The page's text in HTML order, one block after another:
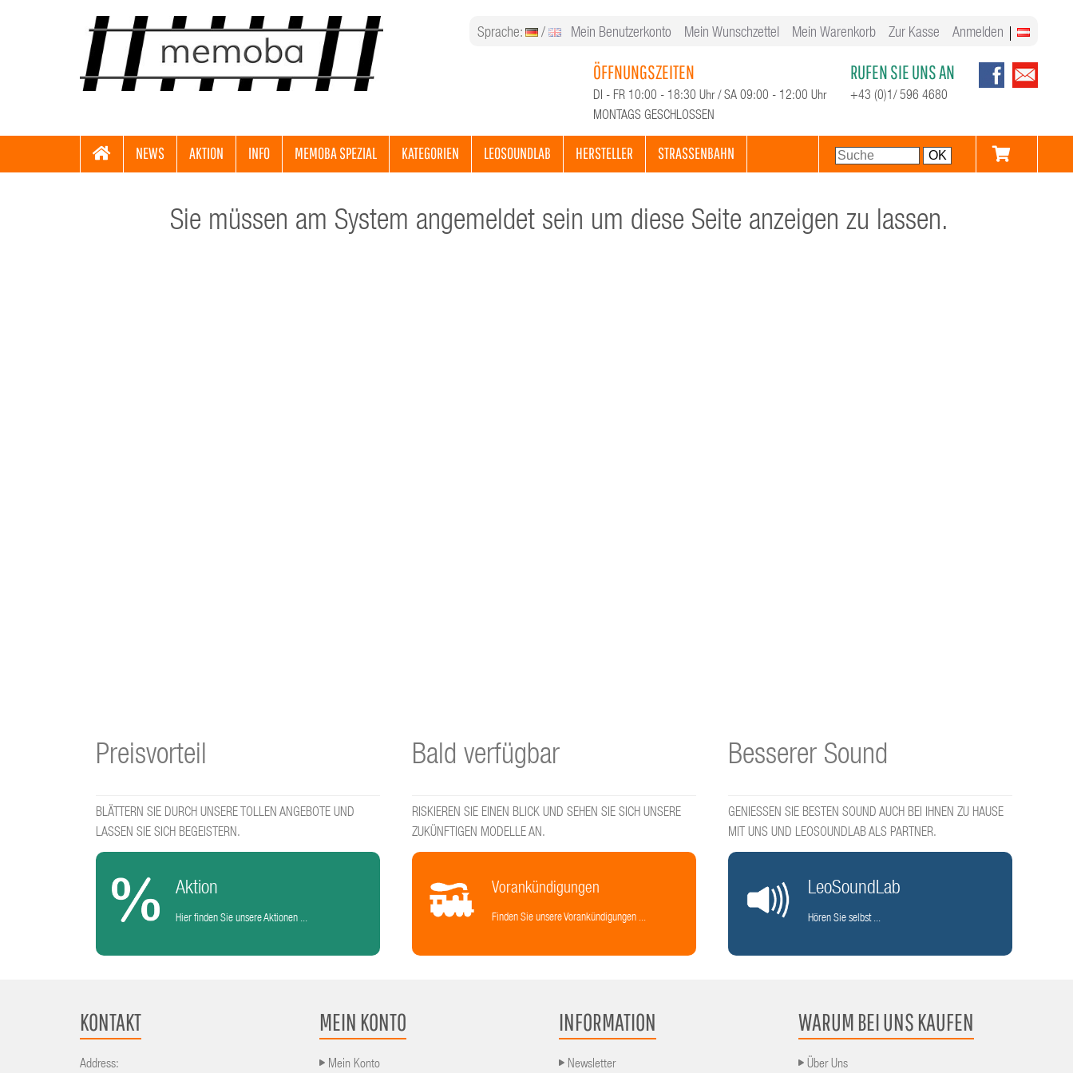
Sprache: / Mein Benutzerkonto Mein Wunschzettel Mein Warenkorb Zur Kasse Anmelden
ÖFFNUNGSZEITEN
DI - FR 10:00 - 18:30 Uhr / SA 09:00 - 12:00 Uhr
MONTAGS GESCHLOSSEN
RUFEN SIE UNS AN
+43 (0)1/ 596 4680
NEWS AKTION INFO MEMOBA SPEZIAL KATEGORIEN LEOSOUNDLAB HERSTELLER STRASSENBAHN
Sie müssen am System angemeldet sein um diese Seite anzeigen zu lassen.
Preisvorteil Bald verfügbar Besserer Sound
BLÄTTERN SIE DURCH UNSERE TOLLEN ANGEBOTE UND
LASSEN SIE SICH BEGEISTERN.
RISKIEREN SIE EINEN BLICK UND SEHEN SIE SICH UNSERE
ZUKÜNFTIGEN MODELLE AN.
GENIESSEN SIE BESTEN SOUND AUCH BEI IHNEN ZU HAUSE
MIT UNS UND LEOSOUNDLAB ALS PARTNER.
Aktion
Hier finden Sie unsere Aktionen ...
Vorankündigungen
Finden Sie unsere Vorankündigungen ...
LeoSoundLab
Hören Sie selbst ...
KONTAKT
Address:
MEIN KONTO
Mein Konto
INFORMATION
Newsletter
WARUM BEI UNS KAUFEN
Über Uns